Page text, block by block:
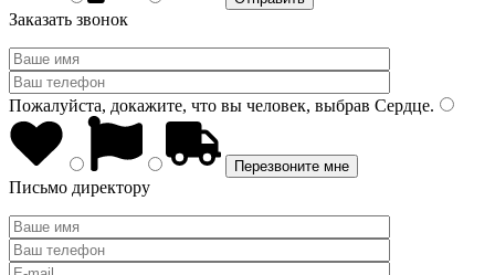
Заказать звонок
Пожалуйста, докажите, что вы человек, выбрав Сердце.
Письмо директору